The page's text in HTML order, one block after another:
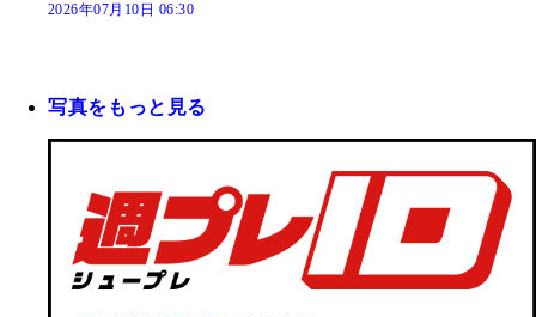
2026年07月10日 06:30
写真をもっと見る